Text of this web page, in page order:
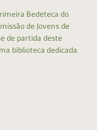
Bedeteca do
de Jovens de
de partida deste
biblioteca dedicada